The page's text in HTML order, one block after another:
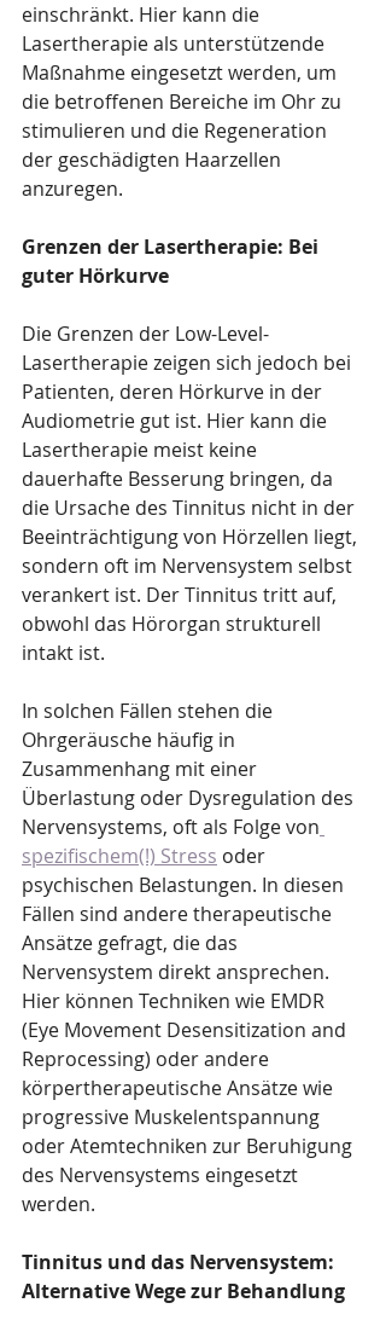
einschränkt. Hier kann die
Lasertherapie als unterstützende
Maßnahme eingesetzt werden, um
die betroffenen Bereiche im Ohr zu
stimulieren und die Regeneration
der geschädigten Haarzellen
anzuregen.
Grenzen der Lasertherapie: Bei
guter Hörkurve
Die Grenzen der Low-Level-
Lasertherapie zeigen sich jedoch bei
Patienten, deren Hörkurve in der
Audiometrie gut ist. Hier kann die
Lasertherapie meist keine
dauerhafte Besserung bringen, da
die Ursache des Tinnitus nicht in der
Beeinträchtigung von Hörzellen liegt,
sondern oft im Nervensystem selbst
verankert ist. Der Tinnitus tritt auf,
obwohl das Hörorgan strukturell
intakt ist.
In solchen Fällen stehen die
Ohrgeräusche häufig in
Zusammenhang mit einer
Überlastung oder Dysregulation des
Nervensystems, oft als Folge von
spezifischem(!) Stress oder
psychischen Belastungen. In diesen
Fällen sind andere therapeutische
Ansätze gefragt, die das
Nervensystem direkt ansprechen.
Hier können Techniken wie EMDR
(Eye Movement Desensitization and
Reprocessing) oder andere
körpertherapeutische Ansätze wie
progressive Muskelentspannung
oder Atemtechniken zur Beruhigung
des Nervensystems eingesetzt
werden.
Tinnitus und das Nervensystem:
Alternative Wege zur Behandlung